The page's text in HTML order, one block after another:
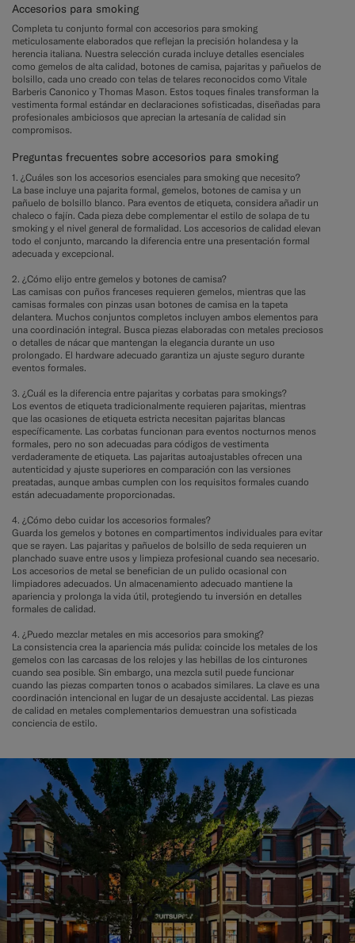
Accesorios para smoking
Completa tu conjunto formal con accesorios para smoking
meticulosamente elaborados que reflejan la precisión holandesa y la
herencia italiana. Nuestra selección curada incluye detalles esenciales
como gemelos de alta calidad, botones de camisa, pajaritas y pañuelos de
bolsillo, cada uno creado con telas de telares reconocidos como Vitale
Barberis Canonico y Thomas Mason. Estos toques finales transforman la
vestimenta formal estándar en declaraciones sofisticadas, diseñadas para
profesionales ambiciosos que aprecian la artesanía de calidad sin
compromisos.
Preguntas frecuentes sobre accesorios para smoking
1. ¿Cuáles son los accesorios esenciales para smoking que necesito?
La base incluye una pajarita formal, gemelos, botones de camisa y un
pañuelo de bolsillo blanco. Para eventos de etiqueta, considera añadir un
chaleco o fajín. Cada pieza debe complementar el estilo de solapa de tu
smoking y el nivel general de formalidad. Los accesorios de calidad elevan
todo el conjunto, marcando la diferencia entre una presentación formal
adecuada y excepcional.
2. ¿Cómo elijo entre gemelos y botones de camisa?
Las camisas con puños franceses requieren gemelos, mientras que las
camisas formales con pinzas usan botones de camisa en la tapeta
delantera. Muchos conjuntos completos incluyen ambos elementos para
una coordinación integral. Busca piezas elaboradas con metales preciosos
o detalles de nácar que mantengan la elegancia durante un uso
prolongado. El hardware adecuado garantiza un ajuste seguro durante
eventos formales.
3. ¿Cuál es la diferencia entre pajaritas y corbatas para smokings?
Los eventos de etiqueta tradicionalmente requieren pajaritas, mientras
que las ocasiones de etiqueta estricta necesitan pajaritas blancas
específicamente. Las corbatas funcionan para eventos nocturnos menos
formales, pero no son adecuadas para códigos de vestimenta
verdaderamente de etiqueta. Las pajaritas autoajustables ofrecen una
autenticidad y ajuste superiores en comparación con las versiones
preatadas, aunque ambas cumplen con los requisitos formales cuando
están adecuadamente proporcionadas.
4. ¿Cómo debo cuidar los accesorios formales?
Guarda los gemelos y botones en compartimentos individuales para evitar
que se rayen. Las pajaritas y pañuelos de bolsillo de seda requieren un
planchado suave entre usos y limpieza profesional cuando sea necesario.
Los accesorios de metal se benefician de un pulido ocasional con
limpiadores adecuados. Un almacenamiento adecuado mantiene la
apariencia y prolonga la vida útil, protegiendo tu inversión en detalles
formales de calidad.
4. ¿Puedo mezclar metales en mis accesorios para smoking?
La consistencia crea la apariencia más pulida: coincide los metales de los
gemelos con las carcasas de los relojes y las hebillas de los cinturones
cuando sea posible. Sin embargo, una mezcla sutil puede funcionar
cuando las piezas comparten tonos o acabados similares. La clave es una
coordinación intencional en lugar de un desajuste accidental. Las piezas
de calidad en metales complementarios demuestran una sofisticada
conciencia de estilo.